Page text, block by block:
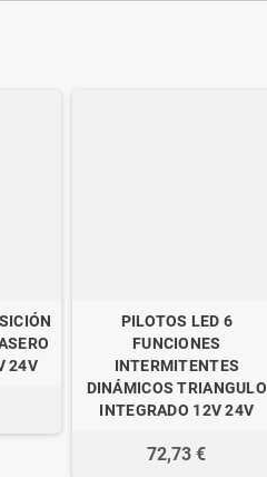
24V
PILOTOS LED 6
FUNCIONES
INTERMITENTES
DINÁMICOS TRIANGULO
INTEGRADO 12V 24V
72,73 €